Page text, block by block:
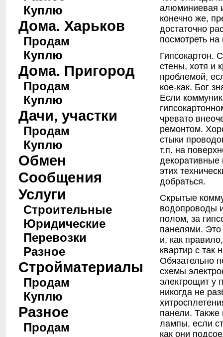
Куплю
Дома. Харьков
Продам
Куплю
Дома. Пригород
Продам
Куплю
Дачи, участки
Продам
Куплю
Обмен
Сообщения
Услуги
Строительные
Юридические
Перевозки
Разное
Стройматериалы
Продам
Куплю
Разное
Продам
алюминиевая
конечно же,
достаточно
посмотреть
Гипсокартон.
стены, хотя и
проблемой,
кое-как. Бог
Если
чревато
ремонтом.
стыки
т.п. на
декоративные
этих
добраться.
Скрытые
водопроводы
полом, за
панелями. Это
и, как
квартир с так
Обязательно
схемы
электрощит у
никогда не
панели. Также
лампы, если
как они